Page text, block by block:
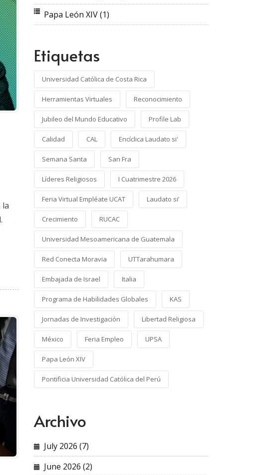
la
Papa León XIV(1)
Etiquetas
Universidad Católica de Costa Rica
Herramientas Virtuales Reconocimiento
Jubileo del Mundo Educativo Profile Lab
Calidad CAL Encíclica Laudato si'
Semana Santa San Fra
Líderes Religiosos I Cuatrimestre 2026
Feria Virtual Empléate UCAT Laudato si’
Crecimiento RUCAC
Universidad Mesoamericana de Guatemala
Red Conecta Moravia UTTarahumara
Embajada de Israel Italia
Programa de Habilidades Globales KAS
Jornadas de Investigación Libertad Religiosa
México Feria Empleo UPSA
Papa León XIV
Pontificia Universidad Católica del Perú
Archivo
July 2026 (7)
June 2026 (2)